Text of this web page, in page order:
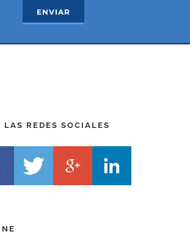
ENVIAR
LAS REDES SOCIALES